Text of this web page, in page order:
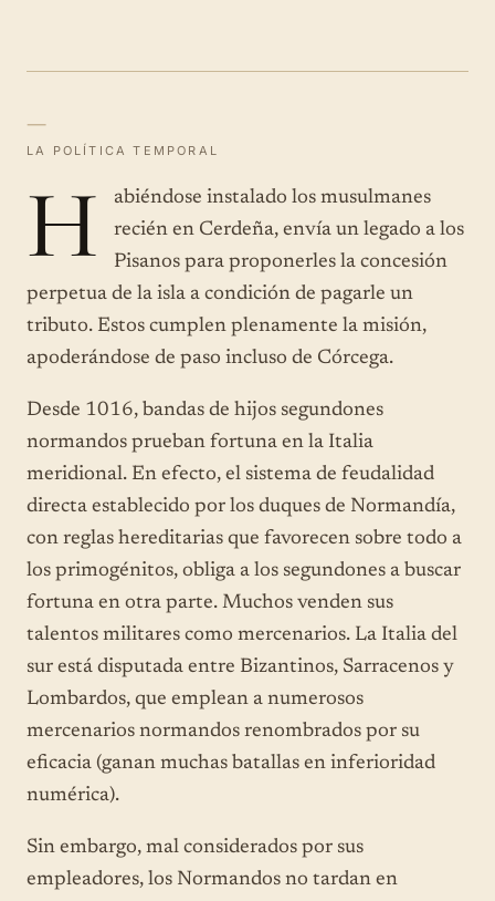
—
LA POLÍTICA TEMPORAL
H
abiéndose instalado los musulmanes
recién en Cerdeña, envía un legado a los
Pisanos para proponerles la concesión
perpetua de la isla a condición de pagarle un
tributo. Estos cumplen plenamente la misión,
apoderándose de paso incluso de Córcega.
Desde 1016, bandas de hijos segundones
normandos prueban fortuna en la Italia
meridional. En efecto, el sistema de feudalidad
directa establecido por los duques de Normandía,
con reglas hereditarias que favorecen sobre todo a
los primogénitos, obliga a los segundones a buscar
fortuna en otra parte. Muchos venden sus
talentos militares como mercenarios. La Italia del
sur está disputada entre Bizantinos, Sarracenos y
Lombardos, que emplean a numerosos
mercenarios normandos renombrados por su
eficacia (ganan muchas batallas en inferioridad
numérica).
Sin embargo, mal considerados por sus
empleadores, los Normandos no tardan en